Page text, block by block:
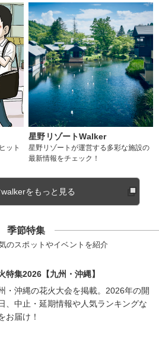
ット
星野リゾートWalker
星野リゾートが運営する多彩な施設の
最新情報をチェック！
をもっと見る
季節特集
のスポットやイベントを紹介
特集2026【九州・沖縄】
・沖縄の花火大会を掲載。2026年の開
、中止・延期情報や人気ランキングな
お届け！